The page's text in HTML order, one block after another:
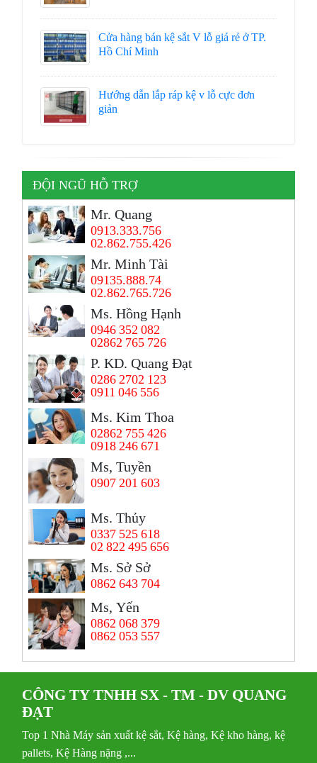
Cửa hàng bán kệ sắt V lỗ giá rẻ ở TP.
Hồ Chí Minh
Hướng dẫn lắp ráp kệ v lỗ cực đơn
giản
ĐỘI NGŨ HỖ TRỢ
Mr. Quang
0913.333.756
02.862.755.426
Mr. Minh Tài
09135.888.74
02.862.765.726
Ms. Hồng Hạnh
0946 352 082
02862 765 726
P. KD. Quang Đạt
0286 2702 123
0911 046 556
Ms. Kim Thoa
02862 755 426
0918 246 671
Ms, Tuyền
0907 201 603
Ms. Thủy
0337 525 618
02 822 495 656
Ms. Sở Sở
0862 643 704
Ms, Yến
0862 068 379
0862 053 557
CÔNG TY TNHH SX - TM - DV QUANG
ĐẠT
Top 1 Nhà Máy sản xuất kệ sắt, Kệ hàng, Kệ kho hàng, kệ
pallets, Kệ Hàng nặng ,...